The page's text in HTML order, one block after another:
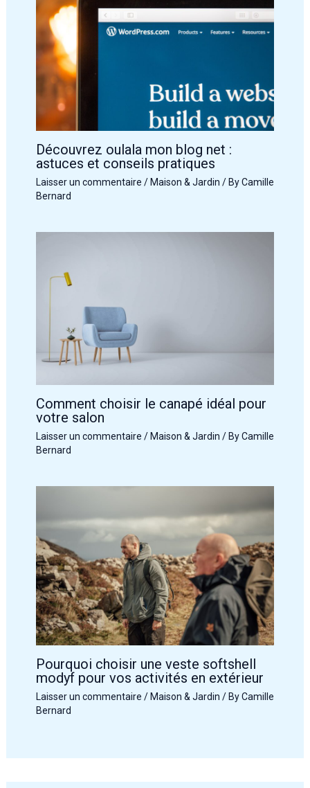
Découvrez oulala mon blog net :
astuces et conseils pratiques
Laisser un commentaire / Maison & Jardin / ByCamille
Bernard
Comment choisir le canapé idéal pour
votre salon
Laisser un commentaire / Maison & Jardin / ByCamille
Bernard
Pourquoi choisir une veste softshell
modyf pour vos activités en extérieur
Laisser un commentaire / Maison & Jardin / ByCamille
Bernard